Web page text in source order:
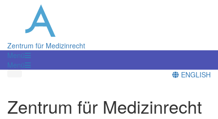
Zentrum für Medizinrecht
Menü
Menü
ENGLISH
Zentrum für Medizinrecht